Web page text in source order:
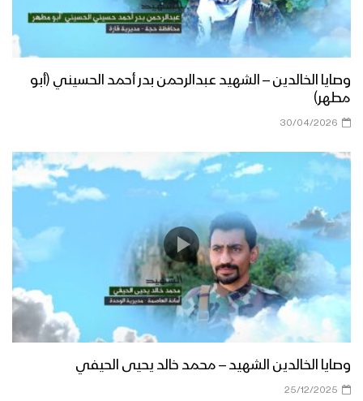
وصايا الخالدين – الشهيد عبدالرحمن بدر أحمد الحسيني (أبو
مطهر)
30/04/2026
وصايا الخالدين الشهيد – محمد خالد يحيى الحيفي
25/12/2025